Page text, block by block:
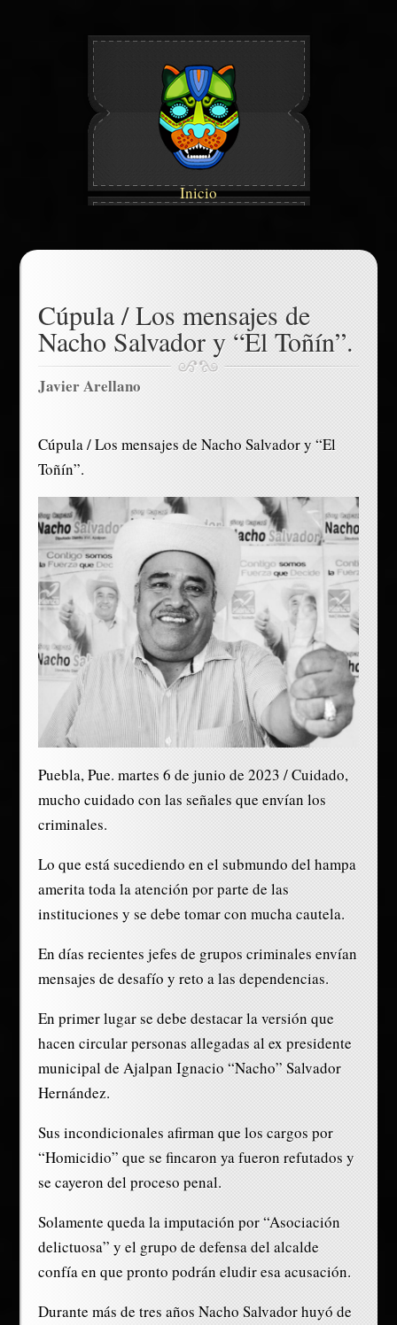
Inicio
Cúpula / Los mensajes de
Nacho Salvador y “El Toñín”.
Javier Arellano
Cúpula / Los mensajes de Nacho Salvador y “El
Toñín”.
Puebla, Pue. martes 6 de junio de 2023 / Cuidado,
mucho cuidado con las señales que envían los
criminales.
Lo que está sucediendo en el submundo del hampa
amerita toda la atención por parte de las
instituciones y se debe tomar con mucha cautela.
En días recientes jefes de grupos criminales envían
mensajes de desafío y reto a las dependencias.
En primer lugar se debe destacar la versión que
hacen circular personas allegadas al ex presidente
municipal de Ajalpan Ignacio “Nacho” Salvador
Hernández.
Sus incondicionales afirman que los cargos por
“Homicidio” que se fincaron ya fueron refutados y
se cayeron del proceso penal.
Solamente queda la imputación por “Asociación
delictuosa” y el grupo de defensa del alcalde
confía en que pronto podrán eludir esa acusación.
Durante más de tres años Nacho Salvador huyó de